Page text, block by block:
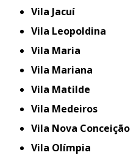
Vila Jacuí
Vila Leopoldina
Vila Maria
Vila Mariana
Vila Matilde
Vila Medeiros
Vila Nova Conceição
Vila Olímpia